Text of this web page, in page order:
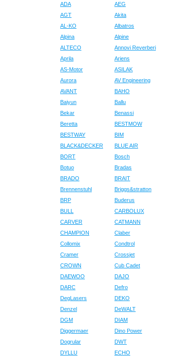
ADA
AEG
AGT
Akita
AL-KO
Albatros
Alpina
Alpine
ALTECO
Annovi Reverberi
Aprila
Ariens
AS-Motor
ASILAK
Aurora
AV Engineering
AVANT
BAHO
Baiyun
Ballu
Bekar
Benassi
Beretta
BESTMOW
BESTWAY
BIM
BLACK&DECKER
BLUE AIR
BORT
Bosch
Botuo
Bradas
BRADO
BRAIT
Brennenstuhl
Briggs&stratton
BRP
Buderus
BULL
CARBOLUX
CARVER
CATMANN
CHAMPION
Claber
Collomix
Condtrol
Cramer
Crossjet
CROWN
Cub Cadet
DAEWOO
DAJO
DARC
Defro
DegLasers
DEKO
Denzel
DeWALT
DGM
DIAM
Diggermaer
Dino Power
Dogrular
DWT
DYLLU
ECHO